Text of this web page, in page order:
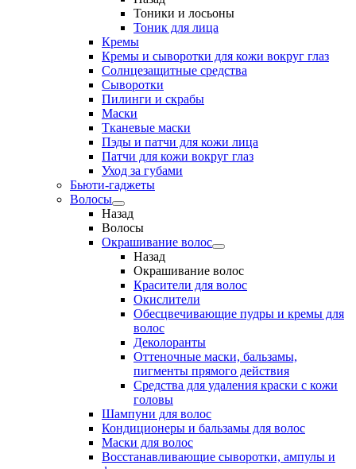
Тоники и лосьоны
Тоник для лица
Кремы
Кремы и сыворотки для кожи вокруг глаз
Солнцезащитные средства
Сыворотки
Пилинги и скрабы
Маски
Тканевые маски
Пэды и патчи для кожи лица
Патчи для кожи вокруг глаз
Уход за губами
Бьюти-гаджеты
Волосы
Назад
Волосы
Окрашивание волос
Назад
Окрашивание волос
Красители для волос
Окислители
Обесцвечивающие пудры и кремы для
волос
Деколоранты
Оттеночные маски, бальзамы,
пигменты прямого действия
Средства для удаления краски с кожи
головы
Шампуни для волос
Кондиционеры и бальзамы для волос
Маски для волос
Восстанавливающие сыворотки, ампулы и